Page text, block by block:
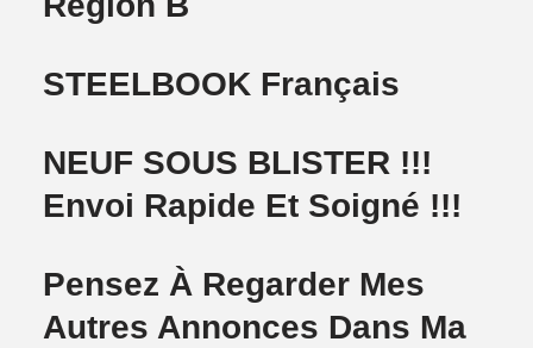
STEELBOOK Français
NEUF SOUS BLISTER !!!
Envoi Rapide Et Soigné !!!
Pensez À Regarder Mes
Autres Annonces Dans Ma